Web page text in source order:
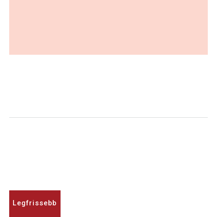
Legfrissebb